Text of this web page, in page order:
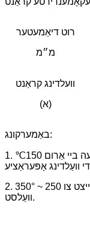
רוט דיאַמעטער
מ״מ
וועלדינג קראַנט
(א)
באַמערקונג:
1. די עלעקטראָד מוז געבאַקן ווערן פֿאַר 1 שעה ביי אַרום 150℃
2. די וועַלסטמענט מוז זיין פאָרהייצט צו 250 ~ 350°C איידער
וועַלסט.